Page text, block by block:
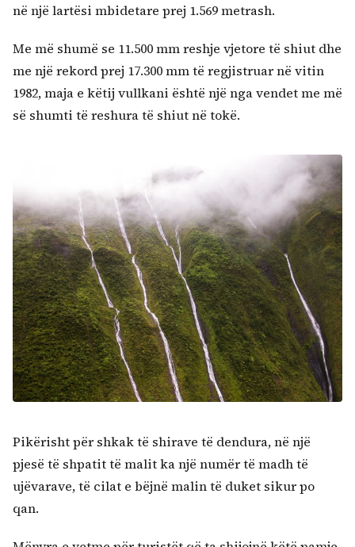
Kërko:
në një lartësi mbidetare prej 1.569 metrash.
Me më shumë se 11.500 mm reshje vjetore të shiut dhe
me një rekord prej 17.300 mm të regjistruar në vitin
1982, maja e këtij vullkani është një nga vendet me më
së shumti të reshura të shiut në tokë.
Pikërisht për shkak të shirave të dendura, në një
pjesë të shpatit të malit ka një numër të madh të
ujëvarave, të cilat e bëjnë malin të duket sikur po
qan.